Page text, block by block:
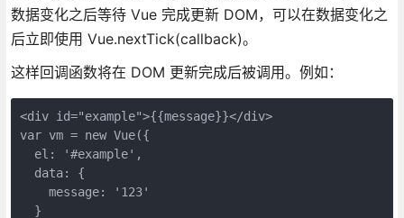
数据变化之后等待 Vue 完成更新 DOM，可以在数据变化之
后立即使用 Vue.nextTick(callback)。
这样回调函数将在 DOM 更新完成后被调用。例如：
<div id="example">{{message}}</div>
var vm = new Vue({
  el: '#example',
  data: {
    message: '123'
  }